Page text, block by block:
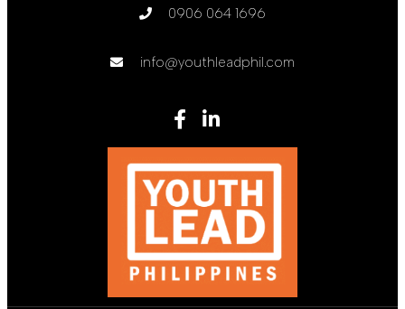
0906 064 1696
info@youthleadphil.com